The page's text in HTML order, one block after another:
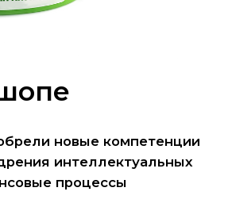
на площадке
состоялся
«Практика